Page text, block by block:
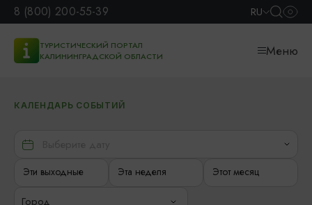
8 (800) 200-55-39 RU
ТУРИСТИЧЕСКИЙ ПОРТАЛ
КАЛИНИНГРАДСКОЙ ОБЛАСТИ
Меню
КАЛЕНДАРЬ СОБЫТИЙ
Эти выходные Эта неделя Этот месяц
Город